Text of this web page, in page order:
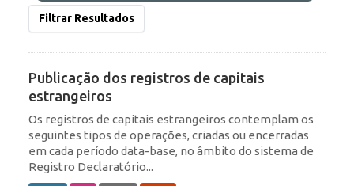
Filtrar Resultados
Publicação dos registros de capitais
estrangeiros
Os registros de capitais estrangeiros contemplam os
seguintes tipos de operações, criadas ou encerradas
em cada período data-base, no âmbito do sistema de
Registro Declaratório...